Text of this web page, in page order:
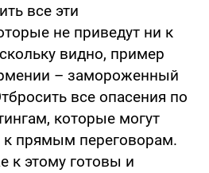
все эти
не приведут ни к
видно, пример
– замороженный
все опасения по
которые могут
к прямым переговорам.
к этому готовы и